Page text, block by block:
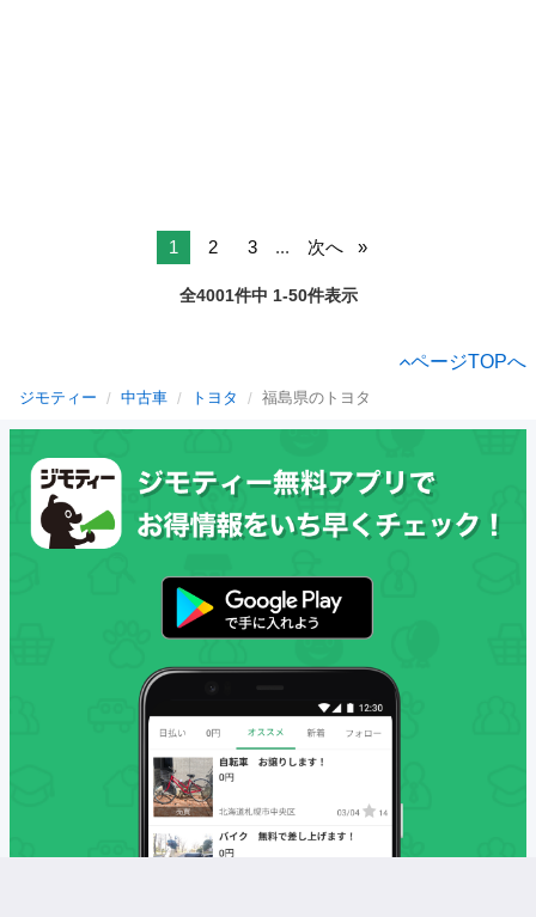
1 2 3 ... 次へ
全4001件中 1-50件表示
ページTOPへ
ジモティー 中古車 トヨタ 福島県のトヨタ